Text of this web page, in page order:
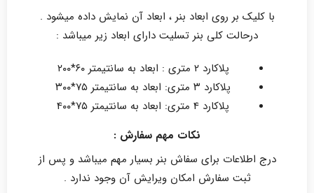
با کلیک بر روی ابعاد بنر ، ابعاد آن نمایش داده میشود .
درحالت کلی بنر تسلیت دارای ابعاد زیر میباشد :
پلاکارد ۲ متری : ابعاد به سانتیمتر ۶۰*۲۰۰
پلاکارد ۳ متری: ابعاد به سانتیمتر ۷۵*۳۰۰
پلاکارد 4 متری: ابعاد به سانتیمتر ۷۵*4۰۰
نکات مهم سفارش :
درج اطلاعات برای سفاش بنر بسیار مهم میباشد و پس از
ثبت سفارش امکان ویرایش آن وجود ندارد .